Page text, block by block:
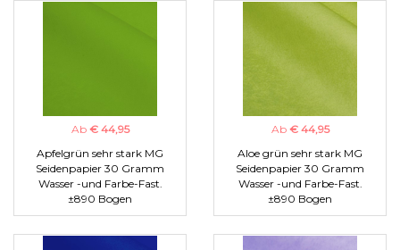
Ab € 44,95
Apfelgrün sehr stark MG
Seidenpapier 30 Gramm
Wasser -und Farbe-Fast.
±890 Bogen
Ab € 44,95
Aloe grün sehr stark MG
Seidenpapier 30 Gramm
Wasser -und Farbe-Fast.
±890 Bogen